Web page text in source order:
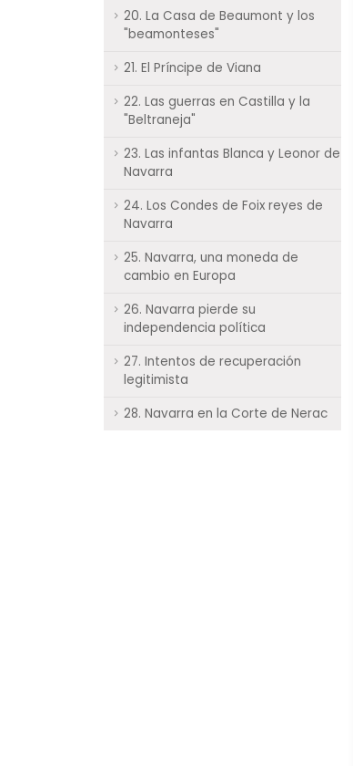
20. La Casa de Beaumont y los
"beamonteses"
21. El Príncipe de Viana
22. Las guerras en Castilla y la
"Beltraneja"
23. Las infantas Blanca y Leonor de
Navarra
24. Los Condes de Foix reyes de
Navarra
25. Navarra, una moneda de
cambio en Europa
26. Navarra pierde su
independencia política
27. Intentos de recuperación
legitimista
28. Navarra en la Corte de Nerac